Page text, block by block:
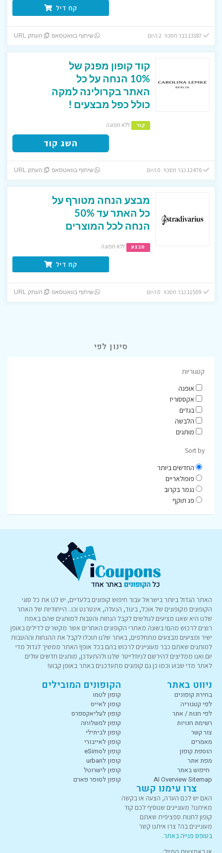
קח דיל
שיתוף בוואטסאפ העתק URL
קוד קופון מפנק של
10% הנחה על כל
האתר בקרולינה למקה
כולל כפל מבצעים !
קוד ללא תפוגה
השג קוד
12476 כבר חסכו! 0 היום שיתוף בוואטסאפ העתק URL
מבצע הנחה מטורף על
כל האתר עד 50%
הנחה לכל המוצרים
מבצע ללא תפוגה
קח דיל
שיתוף בוואטסאפ העתק URL
סינון לפי
קטגוריות
אופנה
אקססוריז
בגדים
הלבשה
מותגים
Sort by
החדשים ביותר
פופולאריים
נגמר בקרוב
פג תוקף
האתר הגדול ביותר בישראל עבור חיפוש קופונים בלעדיים, יש לנו את כל סוגי
הקופונים מקופונים של אוכל, ביגוד, הנעלה, אינטרנט וכו.. הייחודיות של האתר
שלנו היא שאנו מציעים לגולשים לקבל הנחות והטבות למותגים שהם באמת
רוצים לרכוש מהם! בשונה מאתרי הקופונים האחרים אשר מקשרים לדילים באופן
ישיר ומציעים מבצעים מתחלפים, באתר שלנו תוכלו לקבל את ההנחות וההטבות
למותגים שאתם כבר מעוניינים לרכוש בהם בכל אופן! האתר ממשיך לגדול מדי
יום ואנו ממליצים להירשם לניוזלייטר שלנו ולהתעדכן, מותגים חדשים עולים
לאתר מדי שבוע וכמו כן גם קופונים מתעדכנים באתר באופן קבוע!
ניווט באתר
בחירת קופונים
לפי קטגוריה
לפי חנות / אתר
רשימת חנויות
צור קשר
מאמרים
הוספת קופון
מפת אתר
חיפוש באתר
AI Overview Sitemap
הקופונים המובילים
קופון לטמו
קופון לאייס
קופון לעליאקספרס
קופון למשלוחה
קופון לביתילי
קופון לאייבורי
קופון לeSimo
קופון לurban
קופון לישרוטל
קופון לסופר פארם
צרו עימנו קשר
האם יש לכם הערה, הצעה או בקשה
מאיתנו? מעוניינים שנוסיף לכם קוד
קופון לחנות ספציפית שאתם
מעוניינים בה? צרו איתנו קשר
בטופס פנייה באתר.